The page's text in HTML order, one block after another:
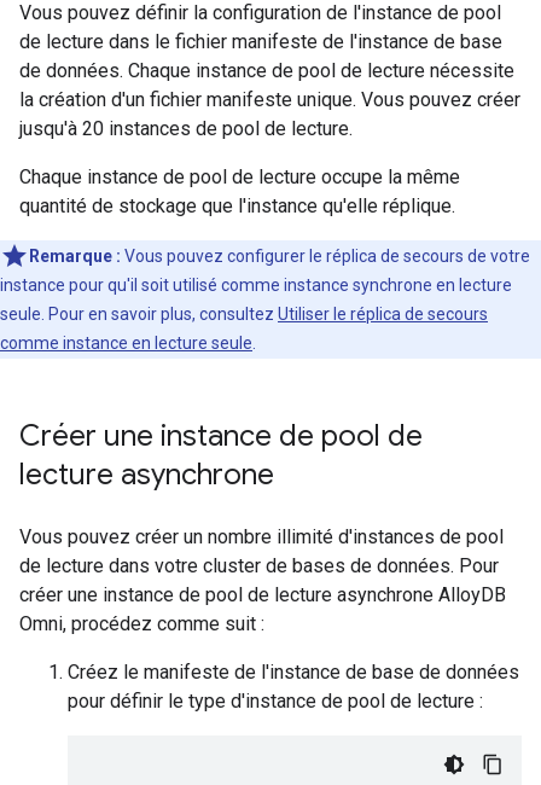
Vous pouvez définir la configuration de l'instance de pool
de lecture dans le fichier manifeste de l'instance de base
de données. Chaque instance de pool de lecture nécessite
la création d'un fichier manifeste unique. Vous pouvez créer
jusqu'à 20 instances de pool de lecture.
Chaque instance de pool de lecture occupe la même
quantité de stockage que l'instance qu'elle réplique.
Remarque : Vous pouvez configurer le réplica de secours de votre
instance pour qu'il soit utilisé comme instance synchrone en lecture
seule. Pour en savoir plus, consultez Utiliser le réplica de secours
comme instance en lecture seule
Créer une instance de pool de
lecture asynchrone
Vous pouvez créer un nombre illimité d'instances de pool
de lecture dans votre cluster de bases de données. Pour
créer une instance de pool de lecture asynchrone AlloyDB
Omni, procédez comme suit :
Créez le manifeste de l'instance de base de données
pour définir le type d'instance de pool de lecture :